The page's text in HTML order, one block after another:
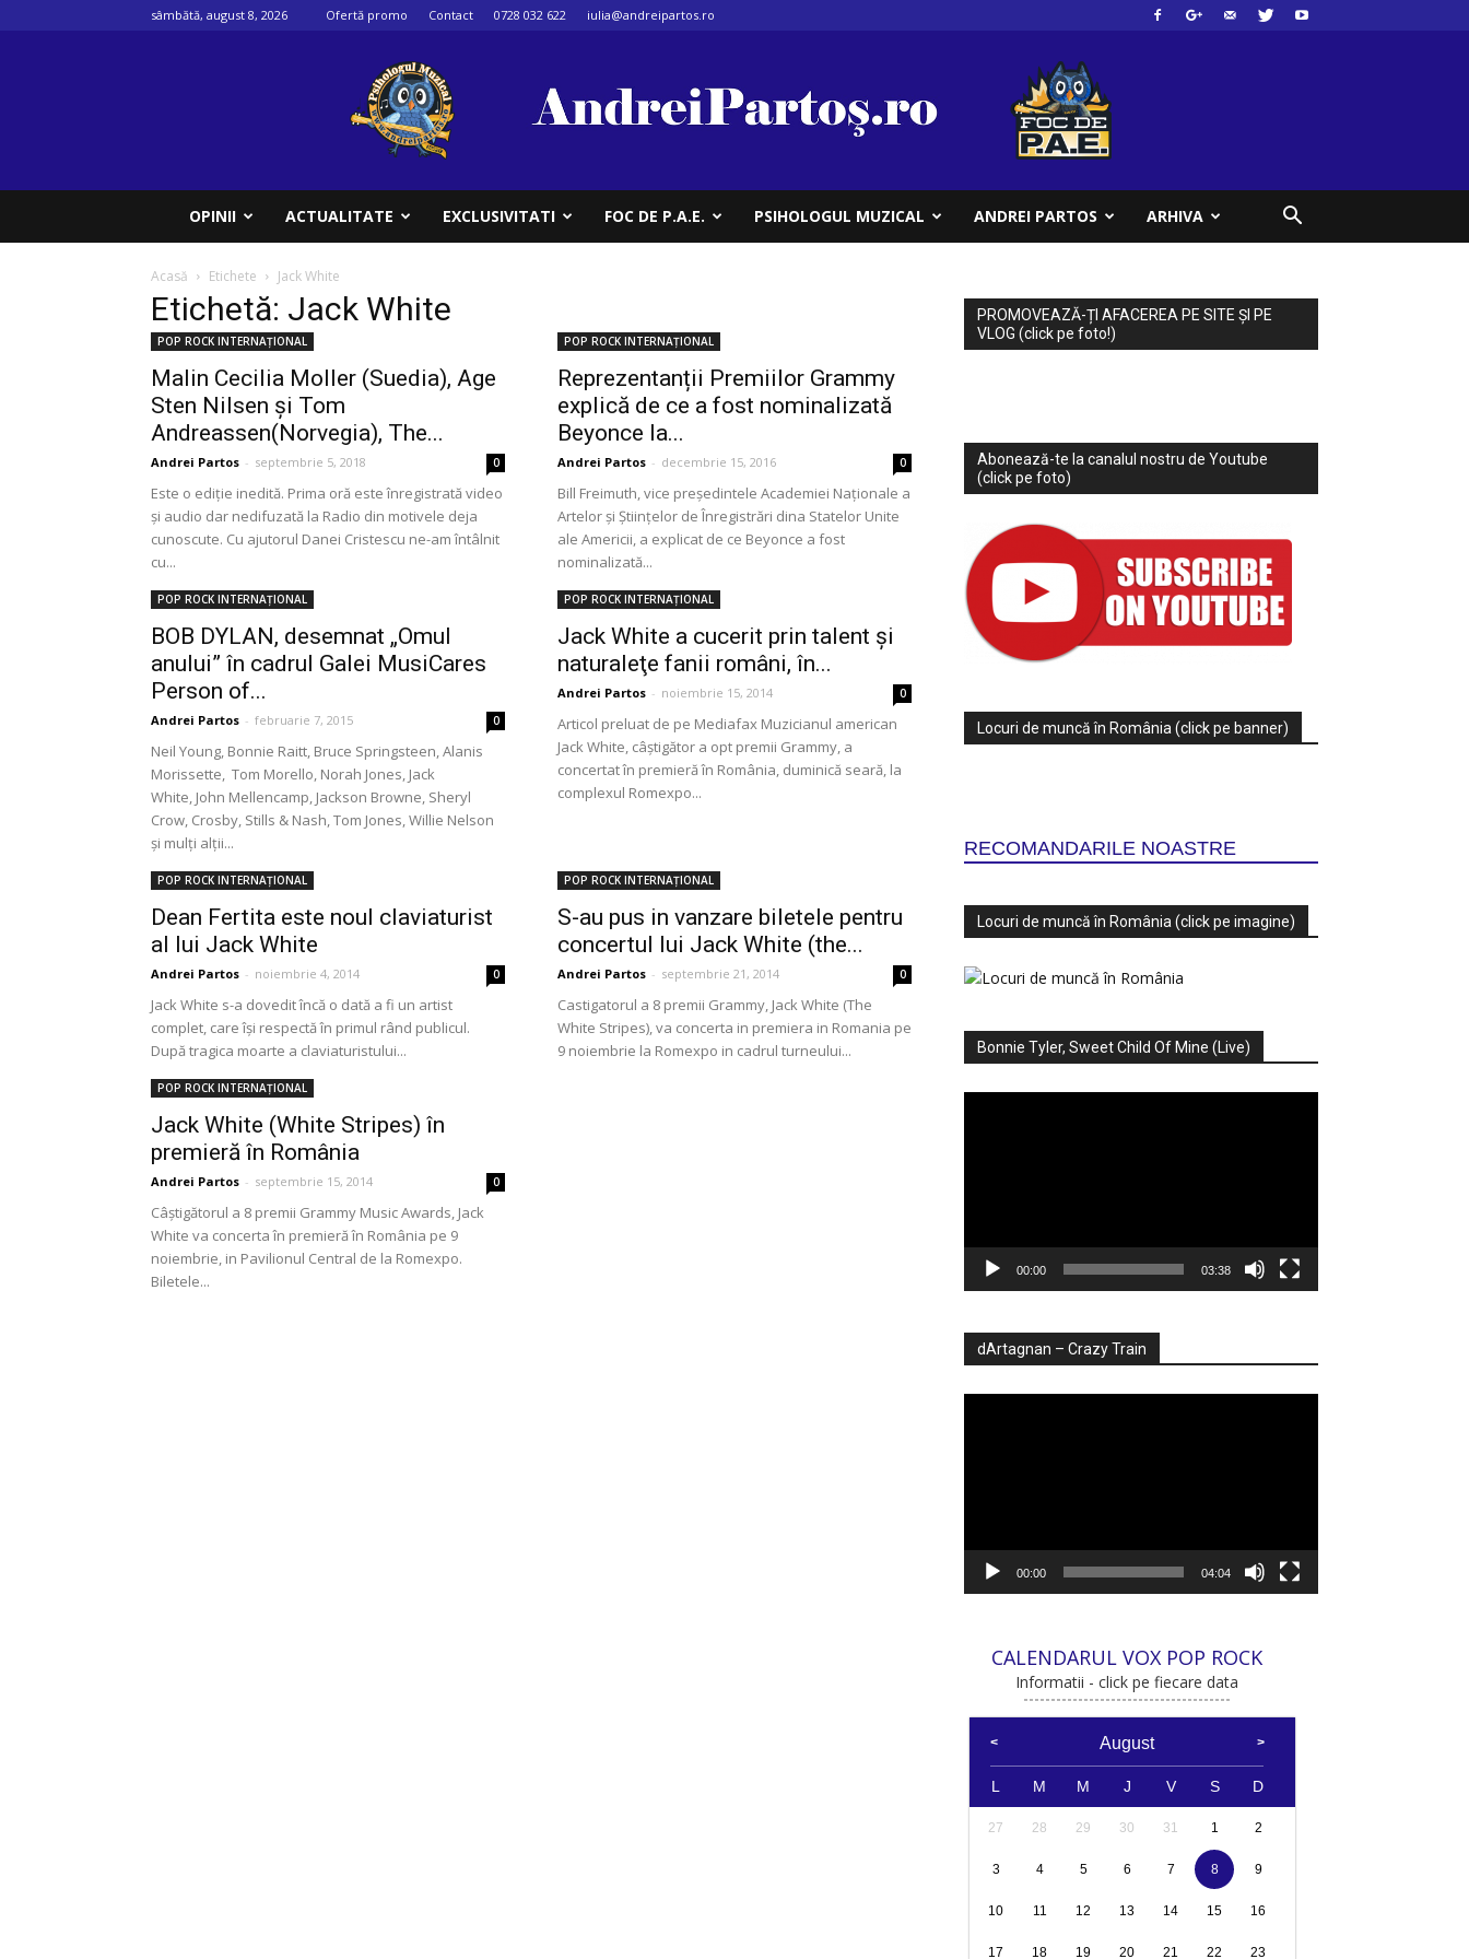
sâmbătă, august 8, 2026 Ofertă promo Contact 0728 032 622 iulia@andreipartos.ro
OPINII ACTUALITATE EXCLUSIVITATI FOC DE P.A.E. PSIHOLOGUL MUZICAL ANDREI PARTOS ARHIVA
Acasă Etichete Jack White
Etichetă: Jack White
POP ROCK INTERNAȚIONAL
Malin Cecilia Moller (Suedia), Age
Sten Nilsen și Tom
Andreassen(Norvegia), The...
Andrei Partos - septembrie 5, 2018 0
Este o ediție inedită. Prima oră este înregistrată video
și audio dar nedifuzată la Radio din motivele deja
cunoscute. Cu ajutorul Danei Cristescu ne-am întâlnit
cu...
POP ROCK INTERNAȚIONAL
Reprezentanții Premiilor Grammy
explică de ce a fost nominalizată
Beyonce la...
Andrei Partos - decembrie 15, 2016 0
Bill Freimuth, vice președintele Academiei Naționale a
Artelor și Științelor de Înregistrări dina Statelor Unite
ale Americii, a explicat de ce Beyonce a fost
nominalizată...
POP ROCK INTERNAȚIONAL
BOB DYLAN, desemnat „Omul
anului” în cadrul Galei MusiCares
Person of...
Andrei Partos - februarie 7, 2015 0
Neil Young, Bonnie Raitt, Bruce Springsteen, Alanis
Morissette, Tom Morello, Norah Jones, Jack
White, John Mellencamp, Jackson Browne, Sheryl
Crow, Crosby, Stills & Nash, Tom Jones, Willie Nelson
și mulți alții...
POP ROCK INTERNAȚIONAL
Jack White a cucerit prin talent şi
naturaleţe fanii români, în...
Andrei Partos - noiembrie 15, 2014 0
Articol preluat de pe Mediafax Muzicianul american
Jack White, câştigător a opt premii Grammy, a
concertat în premieră în România, duminică seară, la
complexul Romexpo...
POP ROCK INTERNAȚIONAL
Dean Fertita este noul claviaturist
al lui Jack White
Andrei Partos - noiembrie 4, 2014 0
Jack White s-a dovedit încă o dată a fi un artist
complet, care își respectă în primul rând publicul.
După tragica moarte a claviaturistului...
POP ROCK INTERNAȚIONAL
S-au pus in vanzare biletele pentru
concertul lui Jack White (the...
Andrei Partos - septembrie 21, 2014 0
Castigatorul a 8 premii Grammy, Jack White (The
White Stripes), va concerta in premiera in Romania pe
9 noiembrie la Romexpo in cadrul turneului...
POP ROCK INTERNAȚIONAL
Jack White (White Stripes) în
premieră în România
Andrei Partos - septembrie 15, 2014 0
Câștigătorul a 8 premii Grammy Music Awards, Jack
White va concerta în premieră în România pe 9
noiembrie, in Pavilionul Central de la Romexpo.
Biletele...
PROMOVEAZĂ-ȚI AFACEREA PE SITE ȘI PE
VLOG (click pe foto!)
Abonează-te la canalul nostru de Youtube
(click pe foto)
Locuri de muncă în România (click pe banner)
RECOMANDARILE NOASTRE
Locuri de muncă în România (click pe imagine)
Bonnie Tyler, Sweet Child Of Mine (Live)
00:00 03:38
dArtagnan – Crazy Train
00:00 04:04
CALENDARUL VOX POP ROCK
Informatii - click pe fiecare data
August
L M M J V S D
27 28 29 30 31 1 2
3 4 5 6 7 8 9
10 11 12 13 14 15 16
17 18 19 20 21 22 23